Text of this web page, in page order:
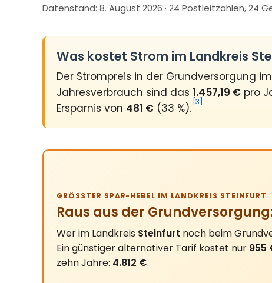
Datenstand: 8. August 2026 · 24 Postleitzahlen, 24
Was kostet Strom im Landkreis
Der Strompreis in der Grundversorgung
Jahresverbrauch sind das 1.457,19 € pro
Ersparnis von 481 € (33 %). [3]
GRÖSSTER SPAR-HEBEL IM LANDKREIS STEINFURT
Raus aus der
Wer im Landkreis Steinfurt noch beim
Ein günstiger alternativer Tarif kostet nur 955
zehn Jahre: 4.812 €.